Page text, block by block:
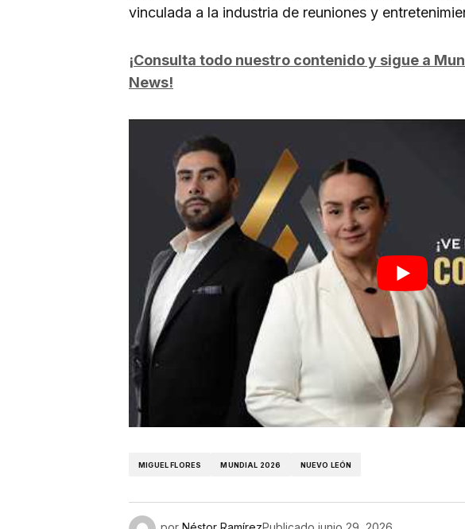
vinculada a la industria de reuniones y
¡Consulta todo nuestro contenido y sigue a
News!
MIGUEL FLORES MUNDIAL 2026 NUEVO LEÓN